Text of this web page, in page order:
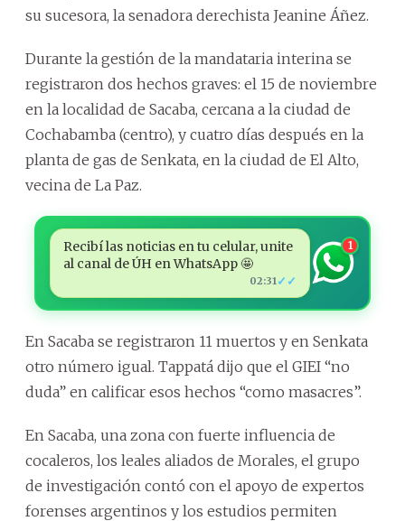
su sucesora, la senadora derechista Jeanine Áñez.
Durante la gestión de la mandataria interina se
registraron dos hechos graves: el 15 de noviembre
en la localidad de Sacaba, cercana a la ciudad de
Cochabamba (centro), y cuatro días después en la
planta de gas de Senkata, en la ciudad de El Alto,
vecina de La Paz.
Recibí las noticias en tu celular, unite
al canal de ÚH en WhatsApp 🤩
02:31 ✓✓
1
En Sacaba se registraron 11 muertos y en Senkata
otro número igual. Tappatá dijo que el GIEI “no
duda” en calificar esos hechos “como masacres”.
En Sacaba, una zona con fuerte influencia de
cocaleros, los leales aliados de Morales, el grupo
de investigación contó con el apoyo de expertos
forenses argentinos y los estudios permiten